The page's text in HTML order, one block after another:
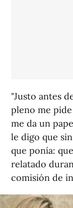
"Justo antes
pleno me
me da un
le digo que
que ponía:
relatado
comisión de